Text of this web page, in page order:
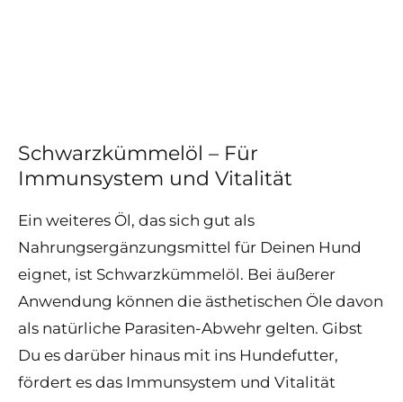
Schwarzkümmelöl – Für
Immunsystem und Vitalität
Ein weiteres Öl, das sich gut als
Nahrungsergänzungsmittel für Deinen Hund
eignet, ist Schwarzkümmelöl. Bei äußerer
Anwendung können die ästhetischen Öle davon
als natürliche Parasiten-Abwehr gelten. Gibst
Du es darüber hinaus mit ins Hundefutter,
fördert es das Immunsystem und Vitalität